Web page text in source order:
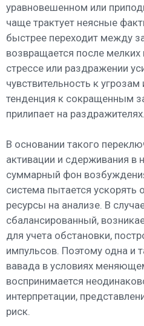
уравновешенном или
чаще трактует неясные
быстрее переходит между
возвращается после мелких
стрессе или раздражении
чувствительность к
тенденция к сокращенным
прилипает на раздражителях.
В основании такого
активации и сдерживания в
суммарный фон
система пытается ускорять
ресурсы на анализе. В
сбалансированный,
для учета обстановки,
импульсов. Поэтому одна и
вавада в условиях
воспринимается
интерпретации,
риск.